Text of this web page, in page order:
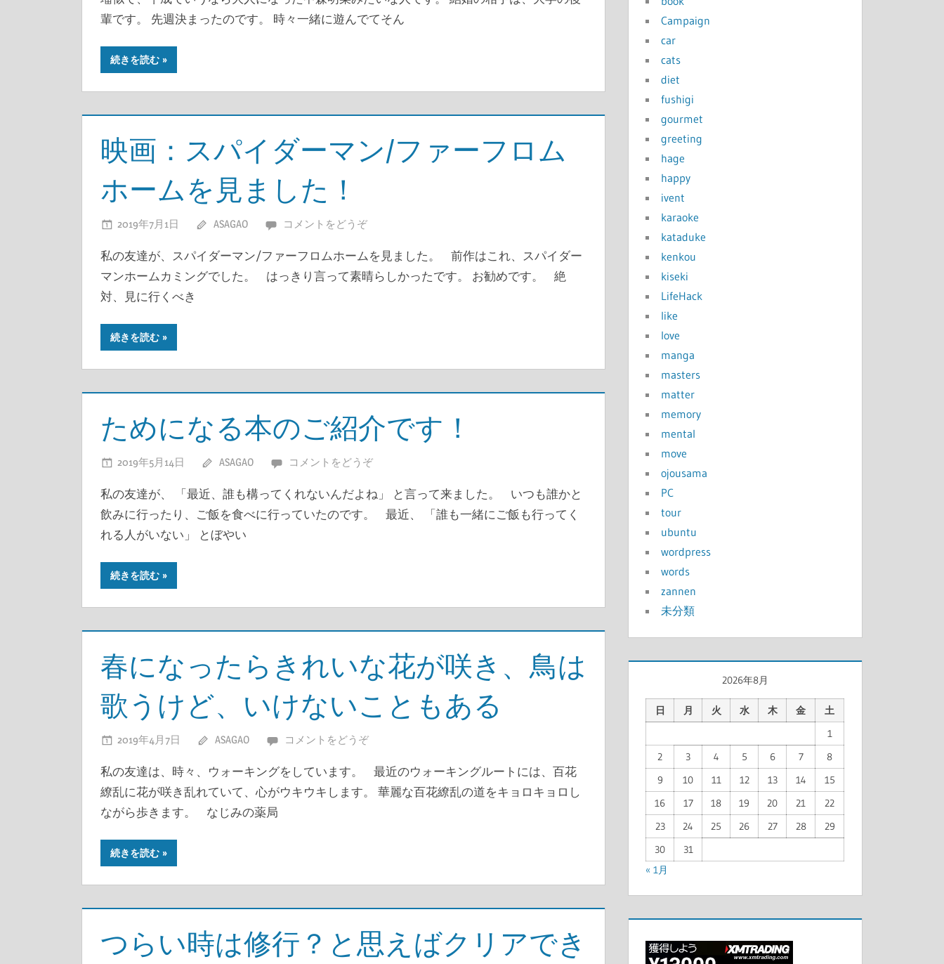
輩です。 先週決まったのです。 時々一緒に遊んでてそん
続きを読む
映画：スパイダーマン/ファーフロム
ホームを見ました！
2019年7月1日 ASAGAO コメントをどうぞ
私の友達が、スパイダーマン/ファーフロムホームを見ました。 前作はこれ、スパイダー
マンホームカミングでした。 はっきり言って素晴らしかったです。 お勧めです。 絶
対、見に行くべき
続きを読む
ためになる本のご紹介です！
2019年5月14日 ASAGAO コメントをどうぞ
私の友達が、 「最近、誰も構ってくれないんだよね」 と言って来ました。 いつも誰かと
飲みに行ったり、ご飯を食べに行っていたのです。 最近、 「誰も一緒にご飯も行ってく
れる人がいない」 とぼやい
続きを読む
春になったらきれいな花が咲き、鳥は
歌うけど、いけないこともある
2019年4月7日 ASAGAO コメントをどうぞ
私の友達は、時々、ウォーキングをしています。 最近のウォーキングルートには、百花
繚乱に花が咲き乱れていて、心がウキウキします。 華麗な百花繚乱の道をキョロキョロし
ながら歩きます。 なじみの薬局
続きを読む
つらい時は修行？と思えばクリアでき
Campaign
car
cats
diet
fushigi
gourmet
greeting
hage
happy
ivent
karaoke
kataduke
kenkou
kiseki
LifeHack
like
love
manga
masters
matter
memory
mental
move
ojousama
PC
tour
ubuntu
wordpress
words
zannen
未分類
2026年8月
日 月 火 水 木 金
土
1
2
3 4 5 6 7
8
9
10 11 12 13 14
15
16
17 18 19 20 21
22
23
24 25 26 27 28
29
30
31
« 1月